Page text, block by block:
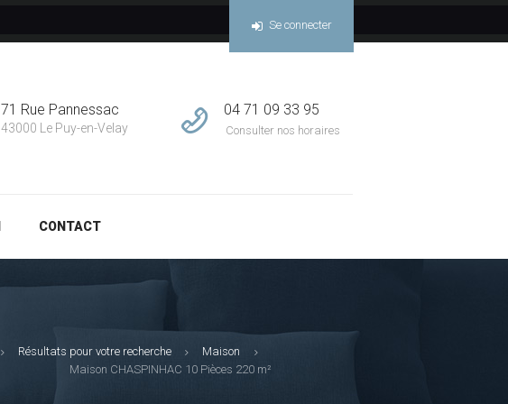
Se connecter
71 Rue Pannessac
43000 Le Puy-en-Velay
04 71 09 33 95
Consulter nos horaires
CONTACT
Résultats pour votre recherche
Maison
Maison CHASPINHAC 10 Pièces 220 m²